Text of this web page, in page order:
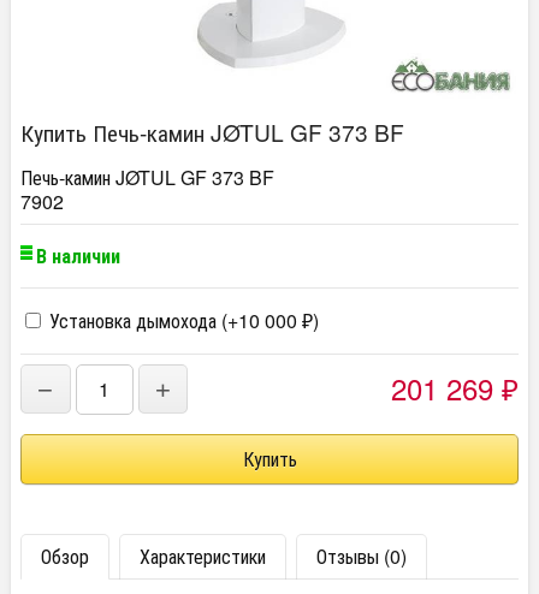
Купить Печь-камин JØTUL GF 373 BF
Печь-камин JØTUL GF 373 BF
7902
В наличии
Установка дымохода (+10 000 ₽)
− + 201 269 ₽
Обзор Характеристики
Отзывы (0)